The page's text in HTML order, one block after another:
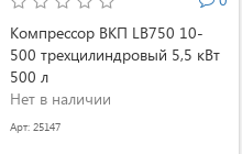
Компрессор ВКП LB750 10-
500 трехцилиндровый 5,5 кВт
500 л
Нет в наличии
Арт: 25147